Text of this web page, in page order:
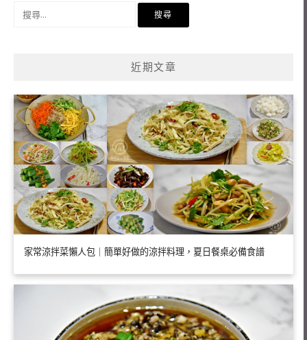
近期文章
家常涼拌菜懶人包｜簡單好做的涼拌料理，夏日餐桌必備食譜